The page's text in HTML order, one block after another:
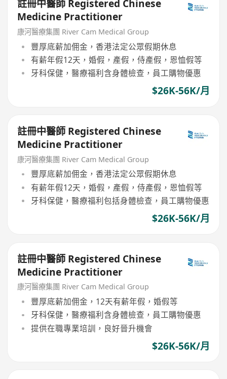
註冊中醫師 Registered Chinese
Medicine Practitioner
康河醫療集團 River Cam Medical Group
豐厚底薪加佣金，香港法定公眾假期休息
有薪年假12天，婚假，產假，侍產假，恩恤假等
牙科保健，醫療福利含身體檢查，員工購物優惠
$26K-56K/月
註冊中醫師 Registered Chinese
Medicine Practitioner
康河醫療集團 River Cam Medical Group
豐厚底薪加佣金，香港法定公眾假期休息
有薪年假12天，婚假，產假，侍產假，恩恤假等
牙科保健，醫療福利包括身體檢查，員工購物優惠
$26K-56K/月
註冊中醫師 Registered Chinese
Medicine Practitioner
康河醫療集團 River Cam Medical Group
豐厚底薪加佣金，12天有薪年假，婚假等
牙科保健，醫療福利含身體檢查，員工購物優惠
提供在職專業培訓，良好晉升機會
$26K-56K/月